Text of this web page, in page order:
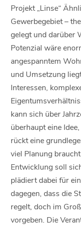
Projekt „Linse“
Gewerbegebiet –
gelegt und darüber
Potenzial wäre
angespanntem
und Umsetzung
Interessen,
kann sich über
überhaupt eine
rückt eine
viel Planung
Entwicklung soll
plädiert dabei für
dagegen, dass die
regelt, doch im
vorgeben. Die